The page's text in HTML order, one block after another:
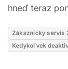
hneď teraz
Zákaznícky servis
Kedykoľvek